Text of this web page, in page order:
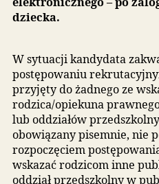
Rodzice/opiekunowie
mogą:
wnioskować do komisji
sporządzenie
dziecka do
podania do publicznej
przyjętych i